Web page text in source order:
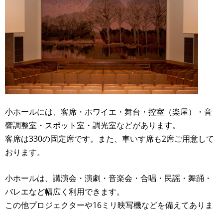
小ホールには、客席・ホワイエ・舞台・控室（楽屋）・音
響調整室・スポット室・調光室などがあります。
客席は330の固定席です。また、車いす席も2席ご用意して
おります。
小ホールは、講演会・演劇・音楽会・合唱・民謡・舞踊・
バレエなど幅広く利用できます。
この他プロジェクターや16ミリ映写機などを備えてありま